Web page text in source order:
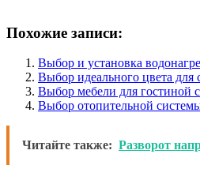
Похожие записи:
Выбор и установка
Выбор идеального цвета для
Выбор мебели для гостиной
Выбор отопительной
Читайте также: Разворот